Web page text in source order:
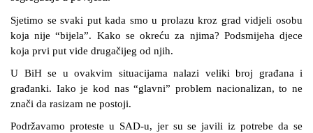
Sjetimo se svaki put kada smo u prolazu kroz grad vidjeli osobu
koja nije “bijela”. Kako se okreću za njima? Podsmijeha djece
koja prvi put vide drugačijeg od njih.
U BiH se u ovakvim situacijama nalazi veliki broj građana i
građanki. Iako je kod nas “glavni” problem nacionalizan, to ne
znači da rasizam ne postoji.
Podržavamo proteste u SAD-u, jer su se javili iz potrebe da se